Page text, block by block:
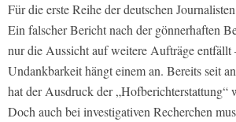
Für die erste Reihe der deutschen
Ein falscher Bericht nach der gönnerhaften
nur die Aussicht auf weitere Aufträge entfällt
Undankbarkeit hängt einem an. Bereits seit
hat der Ausdruck der „Hofberichterstattung“
Doch auch bei investigativen Recherchen